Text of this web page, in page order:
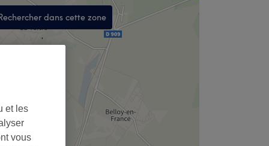
dans cette zone
,
et les
vous